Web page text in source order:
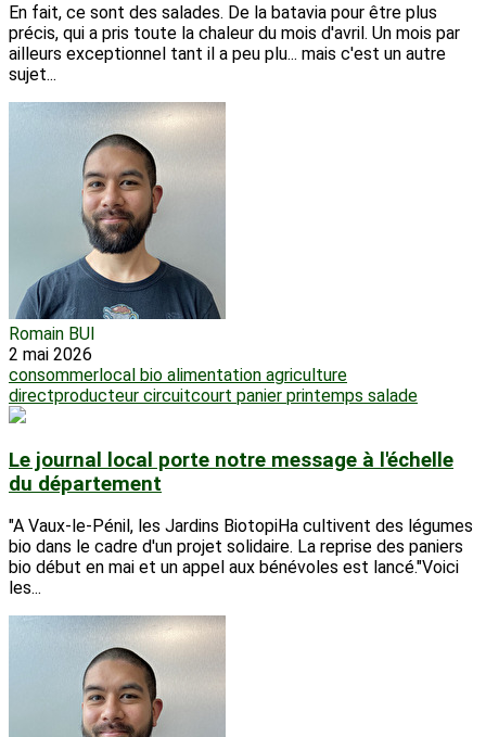
En fait, ce sont des salades. De la batavia pour être plus
précis, qui a pris toute la chaleur du mois d'avril. Un mois par
ailleurs exceptionnel tant il a peu plu... mais c'est un autre
sujet...
Romain BUI
2 mai 2026
consommerlocal bio alimentation agriculture
directproducteur circuitcourt panier printemps salade
Le journal local porte notre message à l'échelle
du département
"A Vaux-le-Pénil, les Jardins BiotopiHa cultivent des légumes
bio dans le cadre d'un projet solidaire. La reprise des paniers
bio début en mai et un appel aux bénévoles est lancé."Voici
les...